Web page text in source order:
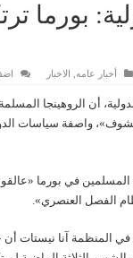
أخبار عامه الاخبار
أن الروهينجا
واصفة سياسات
في بورما
الفصل العنصري».
المنظمة آنا نيستات أن